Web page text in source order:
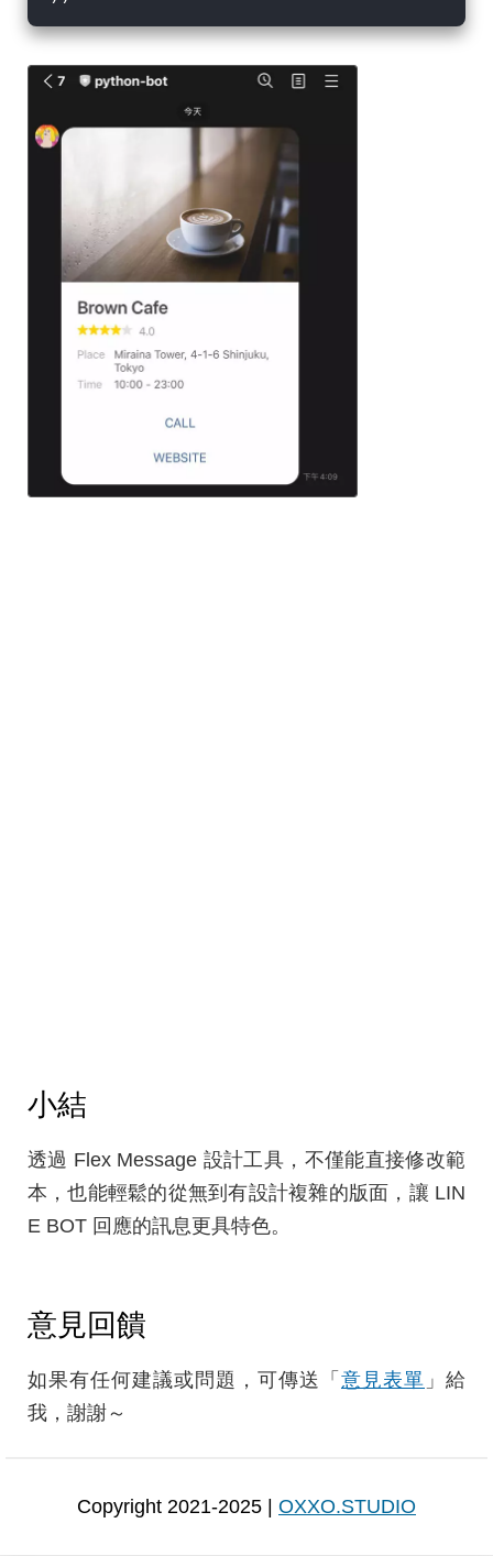
小結
透過 Flex Message 設計工具，不僅能直接修改範
本，也能輕鬆的從無到有設計複雜的版面，讓 LIN
E BOT 回應的訊息更具特色。
意見回饋
如果有任何建議或問題，可傳送「 意見表單 」給
我，謝謝～
Copyright 2021-2025 | OXXO.STUDIO